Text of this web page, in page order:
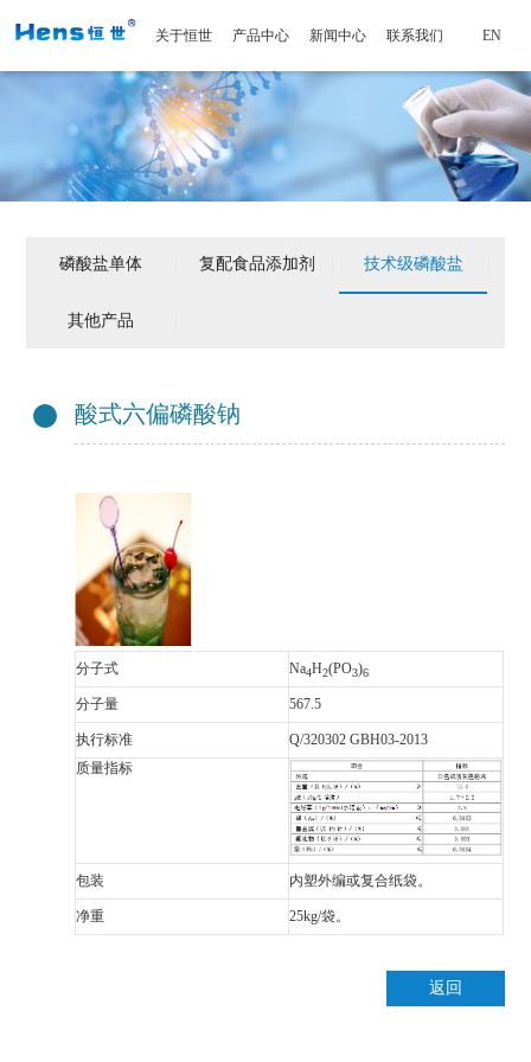
关于恒世 产品中心 新闻中心 联系我们 EN
磷酸盐单体 复配食品添加剂 技术级磷酸盐
其他产品
酸式六偏磷酸钠
分子式 Na4H2(PO3)6
分子量 567.5
执行标准
Q/320302 GBH03-2013
质量指标
包装 内塑外编或复合纸袋。
净重 25kg/袋。
返回